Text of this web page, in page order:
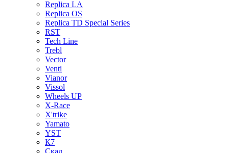
Replica LA
Replica OS
Replica TD Special Series
RST
Tech Line
Trebl
Vector
Venti
Vianor
Vissol
Wheels UP
X-Race
X'trike
Yamato
YST
К7
Скад